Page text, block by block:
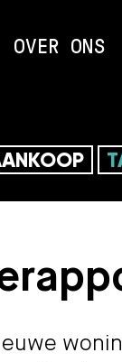
OVER ONS